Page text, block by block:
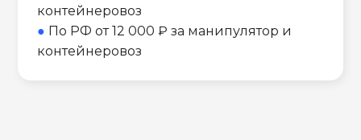
контейнеровоз
● По РФ от 12 000 ₽ за манипулятор и
контейнеровоз